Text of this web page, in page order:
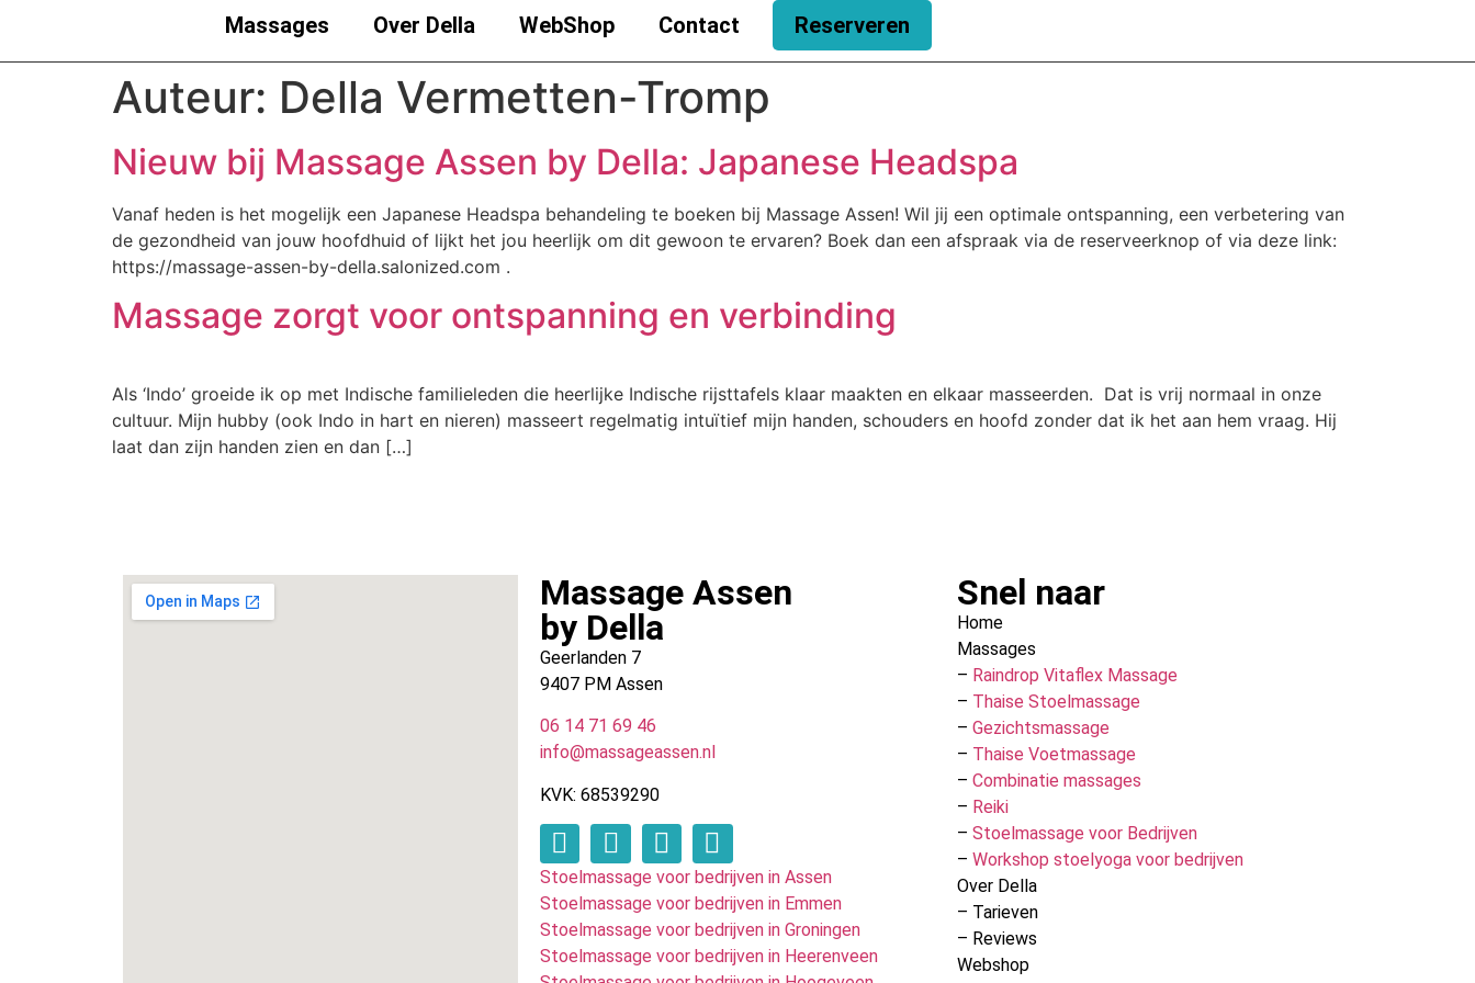
Massages Over Della WebShop Contact Reserveren
Auteur: Della Vermetten-Tromp
Nieuw bij Massage Assen by Della: Japanese Headspa
Vanaf heden is het mogelijk een Japanese Headspa behandeling te boeken bij Massage Assen! Wil jij een optimale ontspanning, een verbetering van
de gezondheid van jouw hoofdhuid of lijkt het jou heerlijk om dit gewoon te ervaren? Boek dan een afspraak via de reserveerknop of via deze link:
https://massage-assen-by-della.salonized.com .
Massage zorgt voor ontspanning en verbinding
Als ‘Indo’ groeide ik op met Indische familieleden die heerlijke Indische rijsttafels klaar maakten en elkaar masseerden. Dat is vrij normaal in onze
cultuur. Mijn hubby (ook Indo in hart en nieren) masseert regelmatig intuïtief mijn handen, schouders en hoofd zonder dat ik het aan hem vraag. Hij
laat dan zijn handen zien en dan […]
Massage Assen
by Della
Geerlanden 7
9407 PM Assen
06 14 71 69 46
info@massageassen.nl
KVK: 68539290
Stoelmassage voor bedrijven in Assen
Stoelmassage voor bedrijven in Emmen
Stoelmassage voor bedrijven in Groningen
Stoelmassage voor bedrijven in Heerenveen
Snel naar
Home
Massages
– Raindrop Vitaflex Massage
– Thaise Stoelmassage
– Gezichtsmassage
– Thaise Voetmassage
– Combinatie massages
– Reiki
– Stoelmassage voor Bedrijven
– Workshop stoelyoga voor bedrijven
Over Della
– Tarieven
– Reviews
Webshop